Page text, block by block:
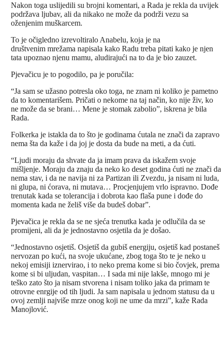
Nakon toga uslijedili su brojni komentari, a Rada je rekla da uvijek
podržava ljubav, ali da nikako ne može da podrži vezu sa
oženjenim muškarcem.
To je očigledno izrevoltiralo Anabelu, koja je na
društvenim mrežama napisala kako Radu treba pitati kako je njen
tata upoznao njenu mamu, aludirajući na to da je bio zauzet.
Pjevačicu je to pogodilo, pa je poručila:
“Ja sam se užasno potresla oko toga, ne znam ni koliko je pametno
da to komentarišem. Pričati o nekome na taj način, ko nije živ, ko
ne može da se brani… Mene je stomak zabolio”, iskrena je bila
Rada.
Folkerka je istakla da to što je godinama ćutala ne znači da zapravo
nema šta da kaže i da joj je dosta da bude na meti, a da ćuti.
“Ljudi moraju da shvate da ja imam prava da iskažem svoje
mišljenje. Moraju da znaju da neko ko deset godina ćuti ne znači da
nema stav, i da ne navija ni za Partizan ili Zvezdu, ja nisam ni luda,
ni glupa, ni ćorava, ni mutava… Procjenjujem vrlo ispravno. Dođe
trenutak kada se tolerancija i dobrota kao flaša pune i dođe do
momenta kada ne želiš više da budeš dobar”.
Pjevačica je rekla da se ne sjeća trenutka kada je odlučila da se
promijeni, ali da je jednostavno osjetila da je došao.
“Jednostavno osjetiš. Osjetiš da gubiš energiju, osjetiš kad postaneš
nervozan po kući, na svoje ukućane, zbog toga što te je neko u
nekoj emisiji iznervirao, i to neko prema kome si bio čovjek, prema
kome si bi uljudan, vaspitan… I sada mi nije lakše, mnogo mi je
teško zato što ja nisam stvorena i nisam toliko jaka da primam te
otrovne enrgije od tih ljudi. Ja sam napisala u jednom statusu da u
ovoj zemlji najviše mrze onog koji ne ume da mrzi”, kaže Rada
Manojlović.